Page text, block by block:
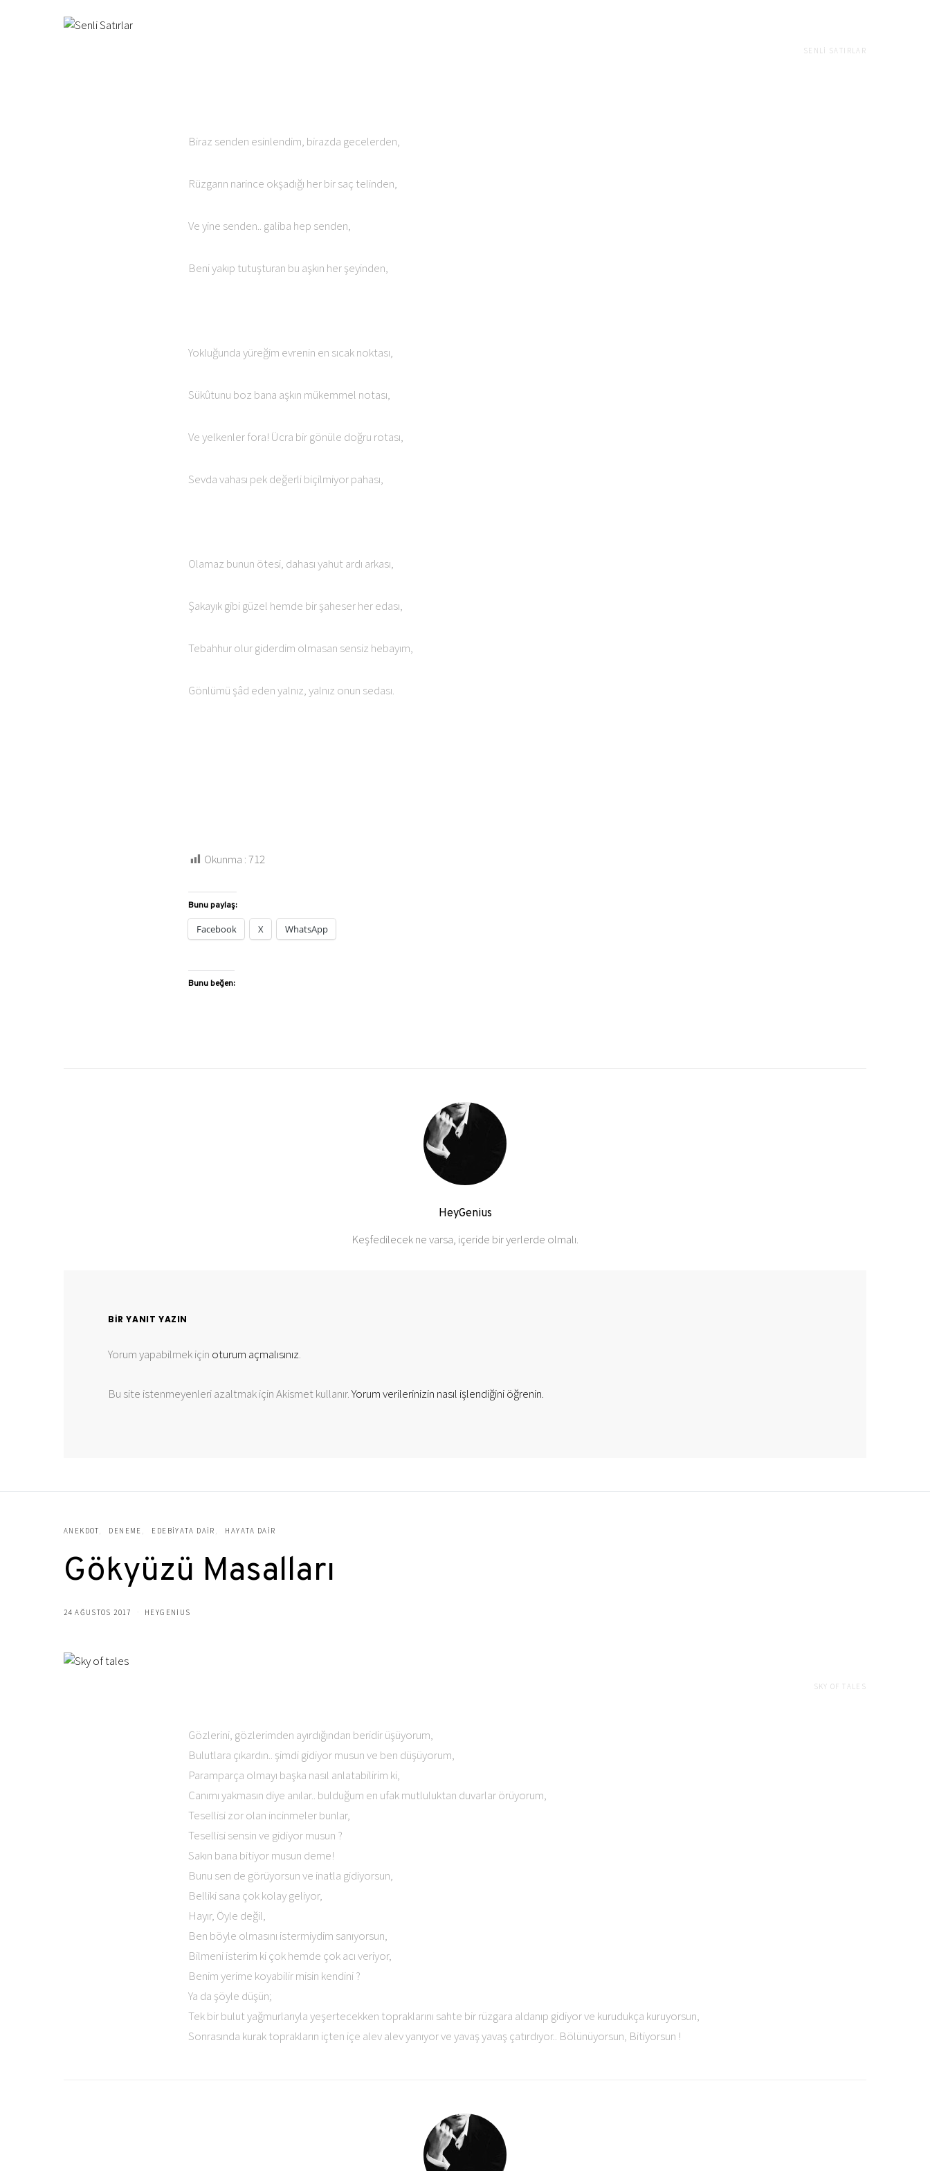
SENLI SATIRLAR
Biraz senden esinlendim, birazda gecelerden,
Rüzgarın narince okşadığı her bir saç telinden,
Ve yine senden.. galiba hep senden,
Beni yakıp tutuşturan bu aşkın her şeyinden,
Yokluğunda yüreğim evrenin en sıcak noktası,
Sükûtunu boz bana aşkın mükemmel notası,
Ve yelkenler fora! Ücra bir gönüle doğru rotası,
Sevda vahası pek değerli biçilmiyor pahası,
Olamaz bunun ötesi, dahası yahut ardı arkası,
Şakayık gibi güzel hemde bir şaheser her edası,
Tebahhur olur giderdim olmasan sensiz hebayım,
Gönlümü şâd eden yalnız, yalnız onun sedası.
Okunma :712
Bunu paylaş:
Facebook X WhatsApp
Bunu beğen:
HeyGenius
Keşfedilecek ne varsa, içeride bir yerlerde olmalı.
BIR YANIT YAZIN
Yorum yapabilmek için oturum açmalısınız.
Bu site istenmeyenleri azaltmak için Akismet kullanır.Yorum verilerinizin nasıl işlendiğini öğrenin.
ANEKDOT DENEME EDEBIYATA DAIR HAYATA DAIR
Gökyüzü Masalları
24 AĞUSTOS 2017 HEYGENIUS
SKY OF TALES
Gözlerini, gözlerimden ayırdığından beridir üşüyorum,
Bulutlara çıkardın.. şimdi gidiyor musun ve ben düşüyorum,
Paramparça olmayı başka nasıl anlatabilirim ki,
Canımı yakmasın diye anılar.. bulduğum en ufak mutluluktan duvarlar örüyorum,
Tesellisi zor olan incinmeler bunlar,
Tesellisi sensin ve gidiyor musun ?
Sakın bana bitiyor musun deme!
Bunu sen de görüyorsun ve inatla gidiyorsun,
Belliki sana çok kolay geliyor,
Hayır, Öyle değil,
Ben böyle olmasını istermiydim sanıyorsun,
Bilmeni isterim ki çok hemde çok acı veriyor,
Benim yerime koyabilir misin kendini ?
Ya da şöyle düşün;
Tek bir bulut yağmurlarıyla yeşertecekken topraklarını sahte bir rüzgara aldanıp gidiyor ve kurudukça kuruyorsun,
Sonrasında kurak toprakların içten içe alev alev yanıyor ve yavaş yavaş çatırdıyor.. Bölünüyorsun, Bitiyorsun !